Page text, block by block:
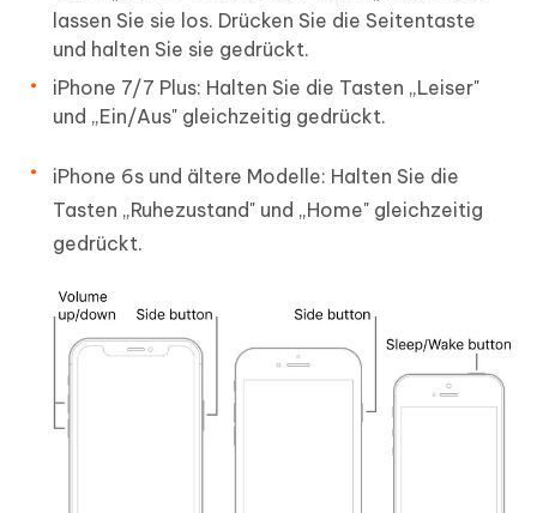
lassen Sie sie los. Drücken Sie die Seitentaste
und halten Sie sie gedrückt.
iPhone 7/7 Plus: Halten Sie die Tasten „Leiser"
und „Ein/Aus" gleichzeitig gedrückt.
iPhone 6s und ältere Modelle: Halten Sie die
Tasten „Ruhezustand" und „Home" gleichzeitig
gedrückt.